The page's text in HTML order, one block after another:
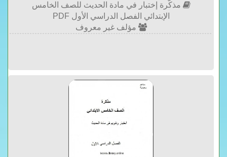
مذكّرة إختبار في مادة الحديث للصف الخامس
الإبتدائي الفصل الدراسي الأول PDF
مؤلف غير معروف